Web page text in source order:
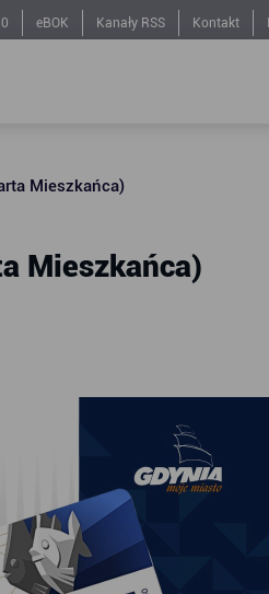
eBOK Kanały RSS Kontakt
Mieszkańca)
Mieszkańca)